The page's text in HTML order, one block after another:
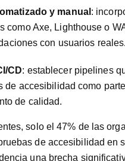
y manual :
como Axe, Lighthouse o
con usuarios reales.
CD: establecer pipelines
de accesibilidad como
de calidad.
solo el 47% de las
de accesibilidad en
una brecha